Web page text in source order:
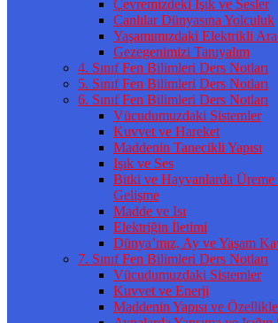
Çevremizdeki Işık ve Sesler
Canlılar Dünyasına Yolculuk
Yaşamımızdaki Elektrikli
Gezegenimizi Tanıyalım
4. Sınıf Fen Bilimleri Ders Notları
5. Sınıf Fen Bilimleri Ders Notları
6. Sınıf Fen Bilimleri Ders Notları
Vücudumuzdaki Sistemler
Kuvvet ve Hareket
Maddenin Tanecikli Yapısı
Işık ve Ses
Bitki ve Hayvanlarda Üreme
Gelişme
Madde ve Isı
Elektriğin İletimi
Dünya’mız, Ay ve Yaşam
7. Sınıf Fen Bilimleri Ders Notları
Vücudumuzdaki Sistemler
Kuvvet ve Enerji
Maddenin Yapısı ve